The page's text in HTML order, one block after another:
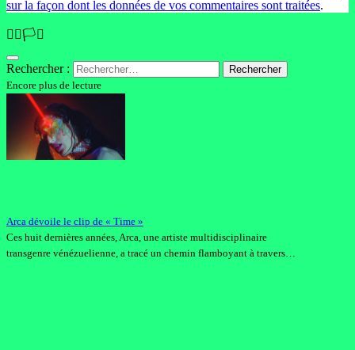
sur la façon dont les données de vos commentaires sont traitées.
🏳️‍🌈🏳️‍⚧️
Rechercher :
Encore plus de lecture
Arca dévoile le clip de « Time »
Ces huit dernières années, Arca, une artiste multidisciplinaire
transgenre vénézuelienne, a tracé un chemin flamboyant à travers…